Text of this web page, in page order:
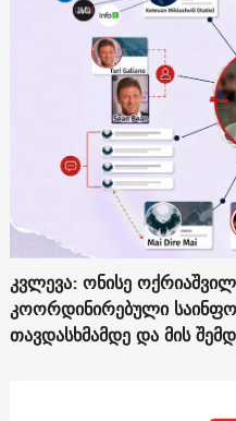
კვლევა: ონისე
კოორდინირებული
თავდასხმამდე და მის